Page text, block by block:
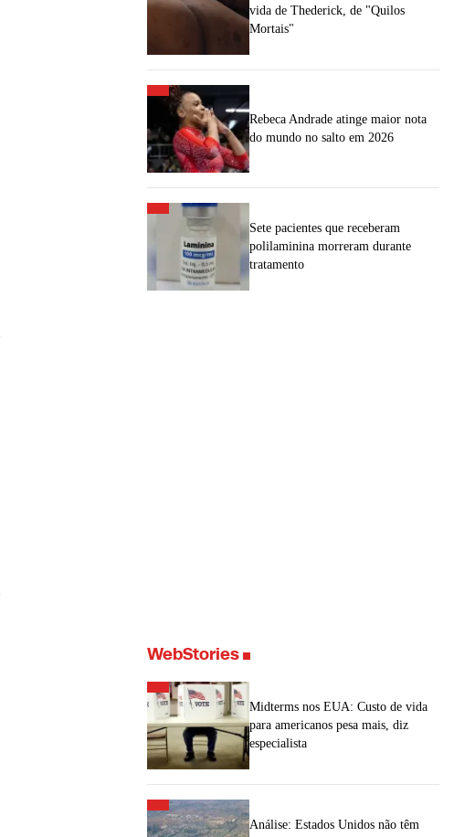
vida de Thederick, de "Quilos
Mortais"
Rebeca Andrade atinge maior nota
do mundo no salto em 2026
Sete pacientes que receberam
polilaminina morreram durante
tratamento
WebStories
Midterms nos EUA: Custo de vida
para americanos pesa mais, diz
especialista
Análise: Estados Unidos não têm